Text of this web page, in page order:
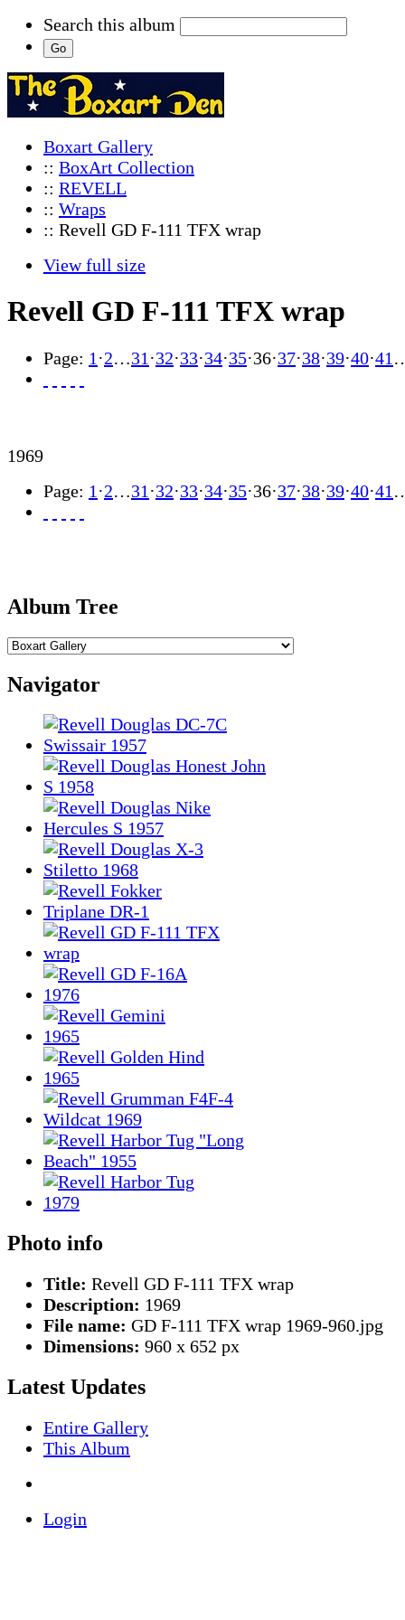
Search this album
Boxart Gallery
:: BoxArt Collection
:: REVELL
:: Wraps
:: Revell GD F-111 TFX wrap
View full size
Revell GD F-111 TFX wrap
Page: 1 ·2…31 ·32·33·34·35·36·37·38·39·40·41
1969
Page: 1 ·2…31 ·32·33·34·35·36·37·38·39·40·41
Album Tree
Navigator
Photo info
Title: Revell GD F-111 TFX wrap
Description: 1969
File name: GD F-111 TFX wrap 1969-960.jpg
Dimensions: 960 x 652 px
Latest Updates
Entire Gallery
This Album
Login